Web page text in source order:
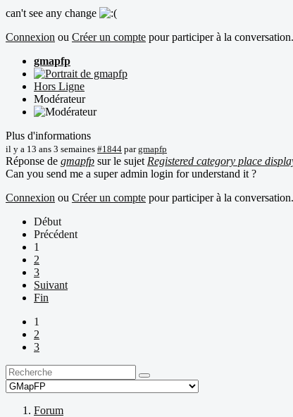
can't see any change
Connexion ou Créer un compte pour participer à la conversation.
gmapfp
Hors Ligne
Modérateur
Plus d'informations
il y a 13 ans 3 semaines #1844 pargmapfp
Réponse de gmapfp sur le sujet Registered category place
Can you send me a super admin login for understand it ?
Connexion ou Créer un compte pour participer à la conversation.
Début
Précédent
1
2
3
Suivant
Fin
1
2
3
Forum